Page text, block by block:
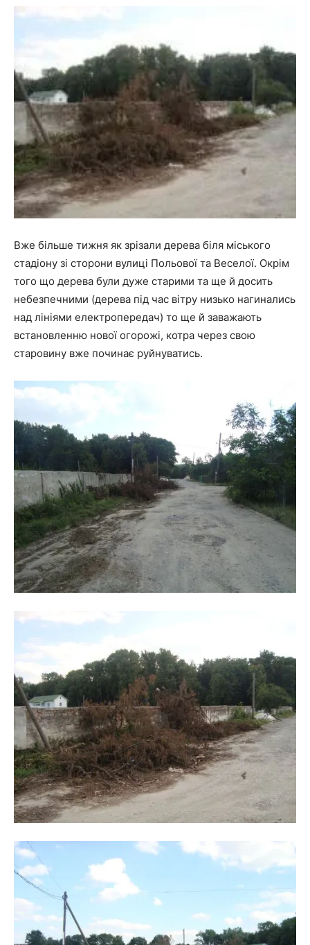
Вже більше тижня як зрізали дерева біля міського
стадіону зі сторони вулиці Польової та Веселої. Окрім
того що дерева були дуже старими та ще й досить
небезпечними (дерева під час вітру низько нагинались
над лініями електропередач) то ще й заважають
встановленню нової огорожі, котра через свою
старовину вже починає руйнуватись.